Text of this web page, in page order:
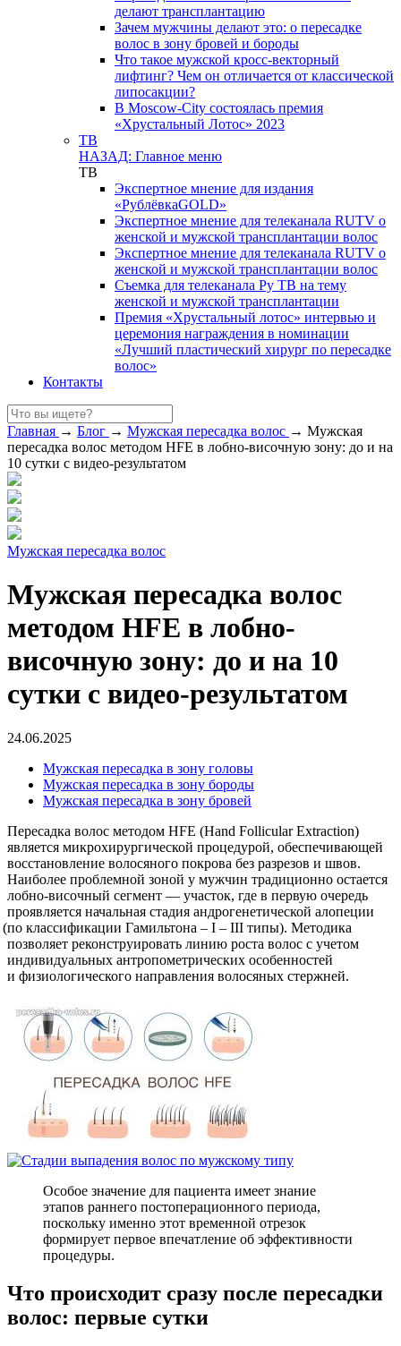
делают трансплантацию
Зачем мужчины делают это: о пересадке
волос в зону бровей и бороды
Что такое мужской кросс-векторный
лифтинг? Чем он отличается от классической
липосакции?
В Moscow-City состоялась премия
«Хрустальный Лотос» 2023
ТВ
НАЗАД: Главное меню
ТВ
Экспертное мнение для издания
«РублёвкаGOLD»
Экспертное мнение для телеканала RUTV о
женской и мужской трансплантации волос
Экспертное мнение для телеканала RUTV о
женской и мужской трансплантации волос
Съемка для телеканала Ру ТВ на тему
женской и мужской трансплантации
Премия «Хрустальный лотос» интервью и
церемония награждения в номинации
«Лучший пластический хирург по пересадке
волос»
Контакты
Главная → Блог → Мужская пересадка волос → Мужская
пересадка волос методом HFE в лобно-височную зону: до и на
10 сутки с видео-результатом
Мужская пересадка волос
Мужская пересадка волос
методом HFE в лобно-
височную зону: до и на 10
сутки с видео-результатом
24.06.2025
Мужская пересадка в зону головы
Мужская пересадка в зону бороды
Мужская пересадка в зону бровей
Пересадка волос методом HFE (Hand Follicular Extraction)
является микрохирургической процедурой, обеспечивающей
восстановление волосяного покрова без разрезов и швов.
Наиболее проблемной зоной у мужчин традиционно остается
лобно-височный сегмент — участок, где в первую очередь
проявляется начальная стадия андрогенетической алопеции
(по классификации Гамильтона – I – III типы). Методика
позволяет реконструировать линию роста волос с учетом
индивидуальных антропометрических особенностей
и физиологического направления волосяных стержней.
Особое значение для пациента имеет знание
этапов раннего постоперационного периода,
поскольку именно этот временной отрезок
формирует первое впечатление об эффективности
процедуры.
Что происходит сразу после пересадки
волос: первые сутки